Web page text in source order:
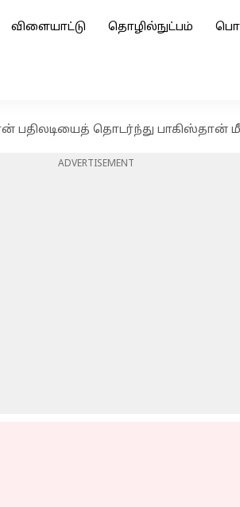
விளையாட்டு தொழில்நுட்பம்
பதிலடியைத் தொடர்ந்து பாகிஸ்தான்
ADVERTISEMENT